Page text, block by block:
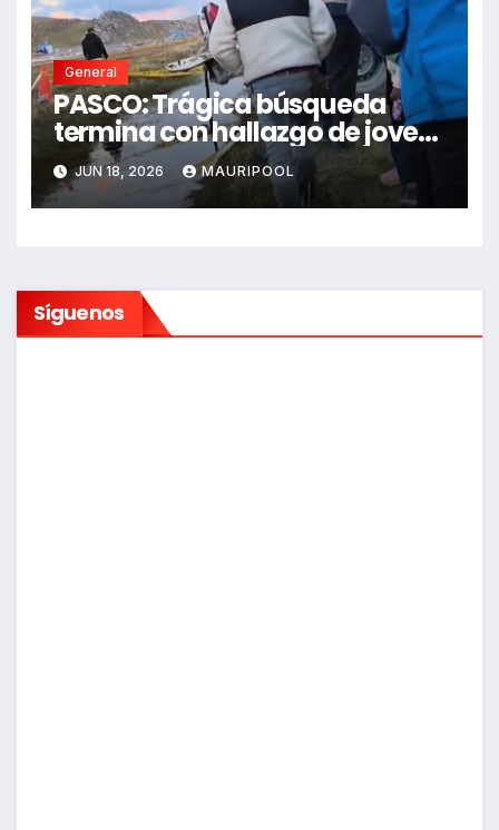
General
PASCO: Trágica búsqueda
termina con hallazgo de joven
sin vida en Rancas
JUN 18, 2026 MAURIPOOL
Síguenos